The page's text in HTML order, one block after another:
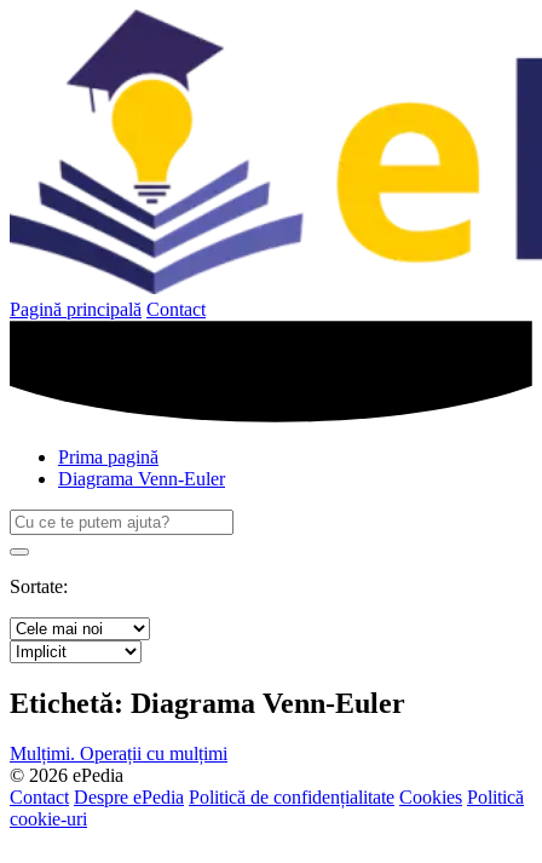
Pagină principală Contact
Prima pagină
Diagrama Venn-Euler
Caută
după:
Search
Sortate:
Etichetă: Diagrama Venn-Euler
Mulțimi. Operații cu mulțimi
© 2026 ePedia
Contact Despre ePedia Politică de confidențialitate Cookies Politică
cookie-uri